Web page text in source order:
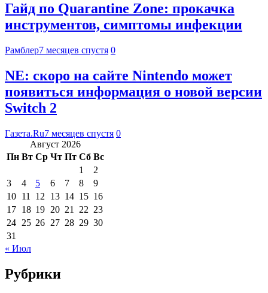
Гайд по Quarantine Zone: прокачка
инструментов, симптомы инфекции
Рамблер7 месяцев спустя 0
NE: скоро на сайте Nintendo может
появиться информация о новой версии
Switch 2
Газета.Ru7 месяцев спустя 0
Август 2026
Пн Вт Ср Чт Пт Сб Вс
1
2
3
4 5 6 7 8
9
10 11 12 13 14 15 16
17 18 19 20 21 22 23
24 25 26 27 28 29 30
31
« Июл
Рубрики